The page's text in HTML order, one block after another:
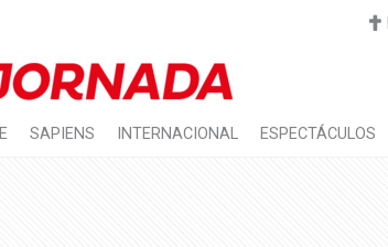
SAPIENS INTERNACIONAL ESPECTÁCULOS